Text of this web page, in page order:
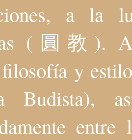
a la
(圓教).
y
Budista),